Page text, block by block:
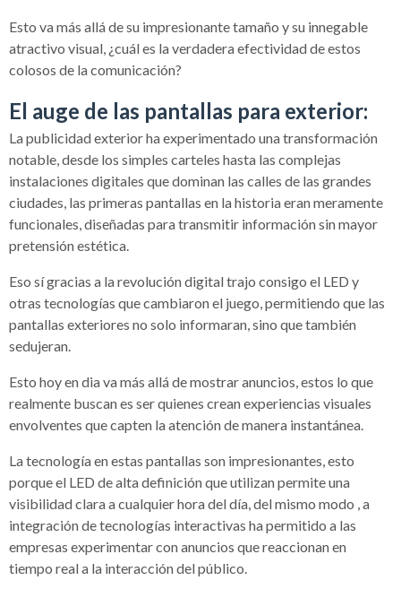
Esto va más allá de su impresionante tamaño y su innegable
atractivo visual, ¿cuál es la verdadera efectividad de estos
colosos de la comunicación?
El auge de las pantallas para exterior:
La publicidad exterior ha experimentado una transformación
notable, desde los simples carteles hasta las complejas
instalaciones digitales que dominan las calles de las grandes
ciudades, las primeras pantallas en la historia eran meramente
funcionales, diseñadas para transmitir información sin mayor
pretensión estética.
Eso sí gracias a la revolución digital trajo consigo el LED y
otras tecnologías que cambiaron el juego, permitiendo que las
pantallas exteriores no solo informaran, sino que también
sedujeran.
Esto hoy en dia va más allá de mostrar anuncios, estos lo que
realmente buscan es ser quienes crean experiencias visuales
envolventes que capten la atención de manera instantánea.
La tecnología en estas pantallas son impresionantes, esto
porque el LED de alta definición que utilizan permite una
visibilidad clara a cualquier hora del día, del mismo modo , a
integración de tecnologías interactivas ha permitido a las
empresas experimentar con anuncios que reaccionan en
tiempo real a la interacción del público.